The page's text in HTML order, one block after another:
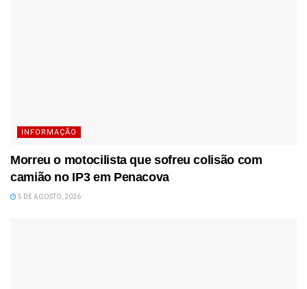
INFORMAÇÃO
Morreu o motocilista que sofreu colisão com
camião no IP3 em Penacova
5 DE AGOSTO, 2026